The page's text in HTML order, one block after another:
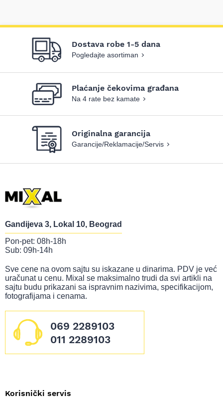
Dostava robe 1-5 dana
Pogledajte asortiman
Plaćanje čekovima građana
Na 4 rate bez kamate
Originalna garancija
Garancije/Reklamacije/Servis
Gandijeva 3, Lokal 10, Beograd
Pon-pet: 08h-18h
Sub: 09h-14h
Sve cene na ovom sajtu su iskazane u dinarima. PDV je već
uračunat u cenu. Mixal se maksimalno trudi da svi artikli na
sajtu budu prikazani sa ispravnim nazivima, specifikacijom,
fotografijama i cenama.
069 2289103
011 2289103
Korisnički servis